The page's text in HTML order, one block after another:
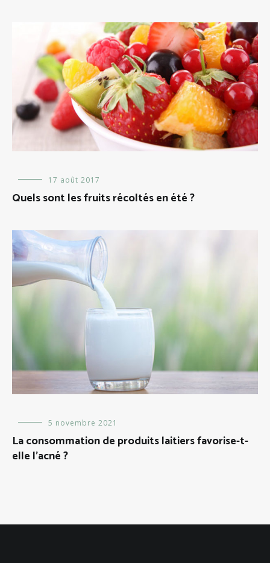
Alimentation17 août 2017
Quels sont les fruits récoltés en été ?
Alimentation ,
soin
de
5 novembre 2021
La consommation de produits laitiers favorise-t-
elle l’acné ?